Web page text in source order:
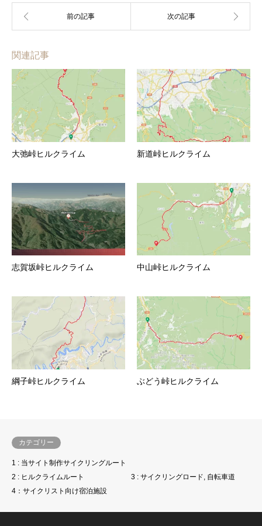
関連記事
大弛峠ヒルクライム 新道峠ヒルクライム
志賀坂峠ヒルクライム 中山峠ヒルクライム
綱子峠ヒルクライム ぶどう峠ヒルクライム
カテゴリー
1 : 当サイト制作サイクリングルート
2 : ヒルクライムルート
3 : サイクリングロード, 自転車道
4：サイクリスト向け宿泊施設